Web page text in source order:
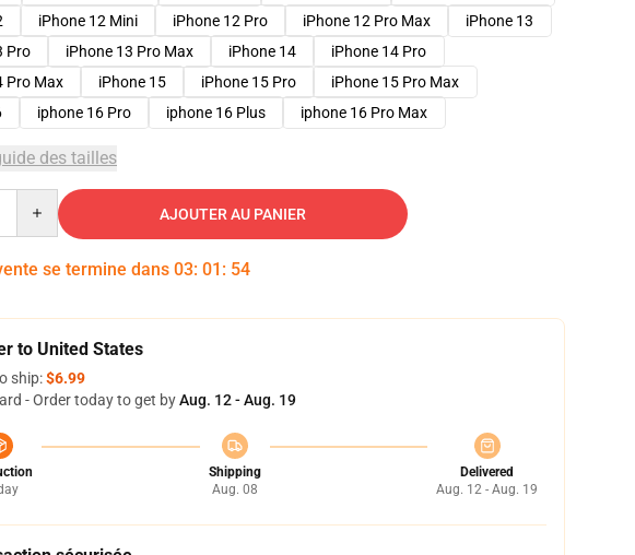
iPhone 12 Mini iPhone 12 Pro iPhone 12 Pro Max
iPhone 13
Pro
iPhone 13 Pro Max iPhone 14
iPhone 14 Pro
Pro Max
iPhone 15 iPhone 15 Pro
iPhone 15 Pro Max
iphone 16 Pro iphone 16 Plus iphone 16 Pro Max
des tailles
AJOUTER AU PANIER
se termine dans 03: 01 : 53
to United States
ship:$6.99
- Order today to get byAug. 12 - Aug. 19
Shipping
Aug. 08
Delivered
Aug. 12 - Aug. 19